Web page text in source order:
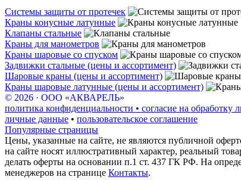
Системы защиты от протечек
Краны конусные латунные
Клапаны стальные
Краны для манометров
Краны шаровые со спуском
Задвижки стальные (цены и ассортимент)
Шаровые краны (цены и ассортимент)
Краны шаровые латунные (цены и ассортимент)
© 2026 · ООО «АКВАРЕЛЬ»
политика конфиденциальности • согласие на
личные данные • пользовательское соглашение
Популярные страницы
Цены, указанные на сайте, не являются публичной
на сайте носят иллюстративный характер, реальный
делать оферты на основании п.1 ст. 437 ГК РФ. На
менеджеров на странице Контакты.